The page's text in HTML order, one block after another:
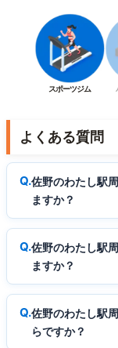
スポーツジム
よくある質問
佐野のわたし駅
ますか？
佐野のわたし駅
ますか？
佐野のわたし駅
らですか？